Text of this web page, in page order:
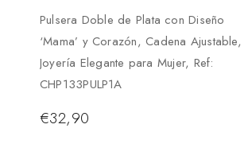
Pulsera Doble de Plata con Diseño
‘Mama’ y Corazón, Cadena Ajustable,
Joyería Elegante para Mujer, Ref:
CHP133PULP1A
€32,90